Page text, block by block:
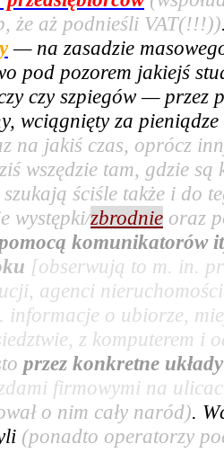
że aż podnieśli VAT(!!!))
— na zasadzie
pod pozorem jakiejś
czy szpiegów — przez
wciągnięty za
na jakiś czas, oprócz
wszędzie tam, gdzie
ściśle także i do
występki/zbrodnie oraz
komunikatorów
[obserwują to m. in.
agenci
o ubiorze,
z komputerem
przez konkretne
firmowymi na
o nim cały naród).
(ponadto operatorzy